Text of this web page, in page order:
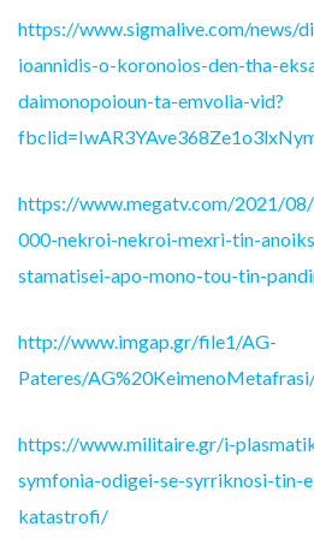
https://www.sigmalive.com/news/
ioannidis-o-koronoios-den-tha-
daimonopoioun-ta-emvolia-vid?
https://www.megatv.com/2021/
000-nekroi-nekroi-mexri-tin-
stamatisei-apo-mono-tou-tin-
http://www.imgap.gr/file1/AG-
Pateres/
https://www.militaire.gr/i-
symfonia-odigei-se-syrriknosi-tin-
katastrofi/